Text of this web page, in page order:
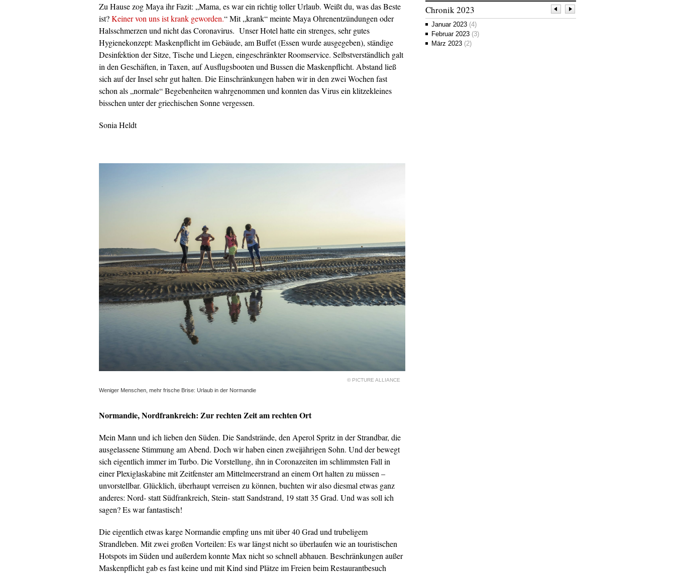
Zu Hause zog Maya ihr Fazit: „Mama, es war ein richtig toller Urlaub. Weißt du, was das Beste
ist?Keiner von uns ist krank geworden.“ Mit „krank“ meinte Maya Ohrenentzündungen oder
Halsschmerzen und nicht das Coronavirus. Unser Hotel hatte ein strenges, sehr gutes
Hygienekonzept: Maskenpflicht im Gebäude, am Buffet (Essen wurde ausgegeben), ständige
Desinfektion der Sitze, Tische und Liegen, eingeschränkter Roomservice. Selbstverständlich galt
in den Geschäften, in Taxen, auf Ausflugsbooten und Bussen die Maskenpflicht. Abstand ließ
sich auf der Insel sehr gut halten. Die Einschränkungen haben wir in den zwei Wochen fast
schon als „normale“ Begebenheiten wahrgenommen und konnten das Virus ein klitzekleines
bisschen unter der griechischen Sonne vergessen.
Sonia Heldt
© PICTURE ALLIANCE
Weniger Menschen, mehr frische Brise: Urlaub in der Normandie
Normandie, Nordfrankreich: Zur rechten Zeit am rechten Ort
Mein Mann und ich lieben den Süden. Die Sandstrände, den Aperol Spritz in der Strandbar, die
ausgelassene Stimmung am Abend. Doch wir haben einen zweijährigen Sohn. Und der bewegt
sich eigentlich immer im Turbo. Die Vorstellung, ihn in Coronazeiten im schlimmsten Fall in
einer Plexiglaskabine mit Zeitfenster am Mittelmeerstrand an einem Ort halten zu müssen –
unvorstellbar. Glücklich, überhaupt verreisen zu können, buchten wir also diesmal etwas ganz
anderes: Nord- statt Südfrankreich, Stein- statt Sandstrand, 19 statt 35 Grad. Und was soll ich
sagen? Es war fantastisch!
Die eigentlich etwas karge Normandie empfing uns mit über 40 Grad und trubeligem
Strandleben. Mit zwei großen Vorteilen: Es war längst nicht so überlaufen wie an touristischen
Hotspots im Süden und außerdem konnte Max nicht so schnell abhauen. Beschränkungen außer
Maskenpflicht gab es fast keine und mit Kind sind Plätze im Freien beim Restaurantbesuch
Chronik2023
Januar 2023 (4)
Februar 2023 (3)
März 2023 (2)